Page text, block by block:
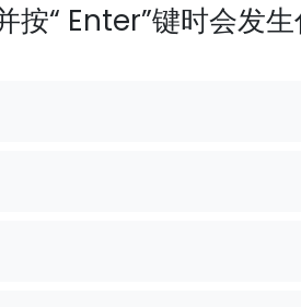
按“ Enter”键时会发